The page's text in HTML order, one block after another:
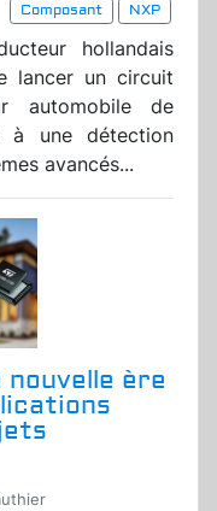
Composant
NXP
hollandais
lancer un circuit
automobile de
à une détection
avancés...
nouvelle ère